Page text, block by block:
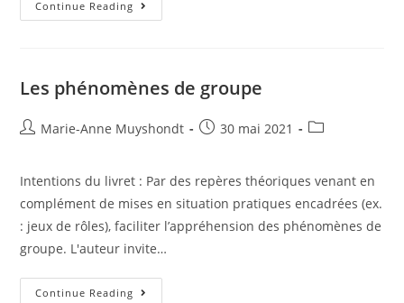
Continue Reading
Les phénomènes de groupe
Marie-Anne Muyshondt 30 mai 2021
Intentions du livret : Par des repères théoriques venant en
complément de mises en situation pratiques encadrées (ex.
: jeux de rôles), faciliter l’appréhension des phénomènes de
groupe. L'auteur invite…
Continue Reading